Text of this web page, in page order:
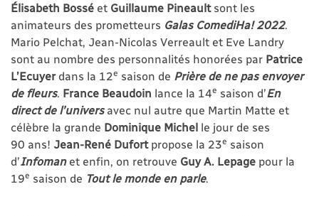
Élisabeth Bossé et Guillaume Pineaultsont les
animateurs des prometteurs Galas ComediHa! 2022.
Mario Pelchat, Jean-Nicolas Verreault et Eve Landry
sont au nombre des personnalités honorées par Patrice
L’Ecuyerdans la 12e saison de Prière de ne pas envoyer
de fleurs. France Beaudoin lance la 14e saison d’En
direct de l’universavec nul autre que Martin Matte et
célèbre la grande Dominique Michel le jour de ses
90 ans! Jean-René Dufortpropose la 23e saison
d’Infomanet enfin, on retrouve Guy A. Lepage pour la
19e saison de Tout le monde en parle.